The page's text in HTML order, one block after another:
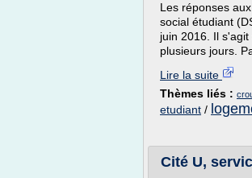
Les réponses
social étudiant
juin 2016. Il
plusieurs jours.
Lire la suite
Thèmes liés :
etudiant /
Cité U,